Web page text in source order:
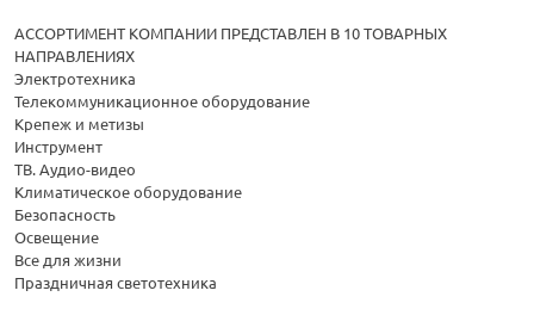
АССОРТИМЕНТ КОМПАНИИ ПРЕДСТАВЛЕН В 10 ТОВАРНЫХ
НАПРАВЛЕНИЯХ
Электротехника
Телекоммуникационное оборудование
Крепеж и метизы
Инструмент
ТВ. Аудио-видео
Климатическое оборудование
Безопасность
Освещение
Все для жизни
Праздничная светотехника